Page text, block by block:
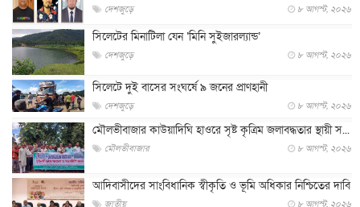
দেশজুড়ে ৮ আগস্ট, ২০২৬
সিলেটের মিনাটিলা যেন ‘মিনি সুইজারল্যান্ড’
দেশজুড়ে ৮ আগস্ট, ২০২৬
সিলেটে দুই বাসের সংঘর্ষে ৯ জনের প্রাণহানী
দেশজুড়ে ৮ আগস্ট, ২০২৬
মৌলভীবাজার কাউয়াদিঘি হাওরে সৃষ্ট কৃত্রিম জলাবদ্ধতার স্থায়ী স...
মৌলভীবাজার ৮ আগস্ট, ২০২৬
আদিবাসীদের সাংবিধানিক স্বীকৃতি ও ভূমি অধিকার নিশ্চিতের দাবি
জাতীয় ৮ আগস্ট, ২০২৬